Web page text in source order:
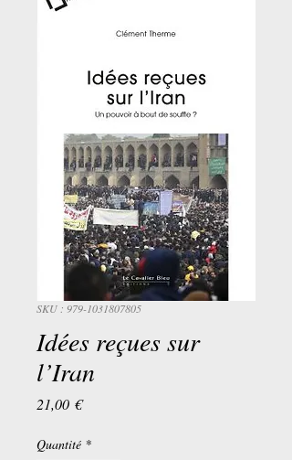
SKU : 979-1031807805
Idées reçues sur
l’Iran
21,00 €Prix
Quantité *